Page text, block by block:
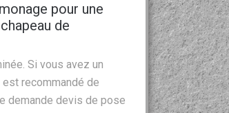
pour une
de
Si vous avez un
recommandé de
demande devis de pose